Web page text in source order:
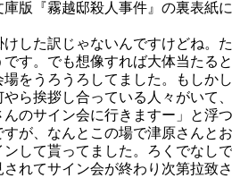
版『霧越邸殺人事件』の裏表紙
た訳じゃないんですけどね。
す。でも想像すれば大体当たる
うろうろしてました。もしか
ら挨拶し合っている人々がいて
のサイン会に行きますー」と浮
が、なんとこの場で津原さんと
して貰ってました。ろくでなしで
れてサイン会が終わり次第拉致